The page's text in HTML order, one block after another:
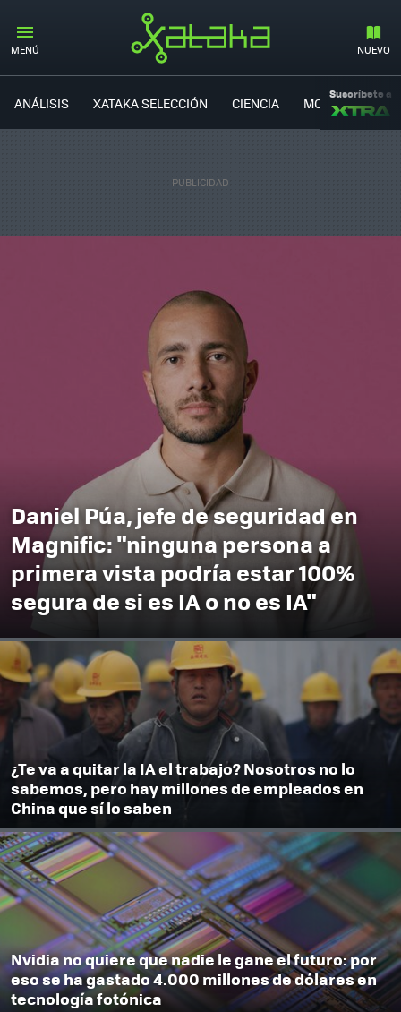
MENÚ NUEVO
ANÁLISIS XATAKA SELECCIÓN CIENCIA MOVILIDAD
Suscríbete a
Daniel Púa, jefe de seguridad en
Magnific: "ninguna persona a
primera vista podría estar 100%
segura de si es IA o no es IA"
¿Te va a quitar la IA el trabajo? Nosotros no lo
sabemos, pero hay millones de empleados en
China que sí lo saben
Nvidia no quiere que nadie le gane el futuro: por
eso se ha gastado 4.000 millones de dólares en
tecnología fotónica